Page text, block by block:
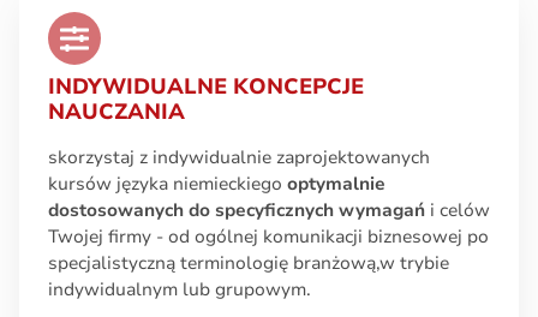
INDYWIDUALNE KONCEPCJE
NAUCZANIA
skorzystaj z indywidualnie zaprojektowanych
kursów języka niemieckiego optymalnie
dostosowanych do specyficznych wymagań i celów
Twojej firmy - od ogólnej komunikacji biznesowej po
specjalistyczną terminologię branżową,w trybie
indywidualnym lub grupowym.